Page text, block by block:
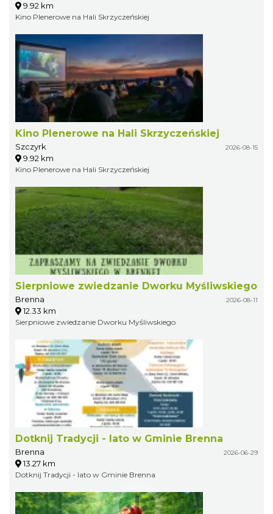
9.92 km
Kino Plenerowe na Hali Skrzyczeńskiej
Kino Plenerowe na Hali Skrzyczeńskiej
Szczyrk 2026-08-15
9.92 km
Kino Plenerowe na Hali Skrzyczeńskiej
Sierpniowe zwiedzanie Dworku Myśliwskiego
Brenna 2026-08-11
12.33 km
Sierpniowe zwiedzanie Dworku Myśliwskiego
Dotknij Tradycji - lato w Gminie Brenna
Brenna 2026-06-29
13.27 km
Dotknij Tradycji - lato w Gminie Brenna